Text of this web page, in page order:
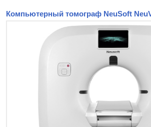
Компьютерный томограф NeuSoft